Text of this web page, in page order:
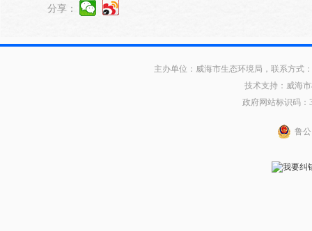
分享：
主办单位：威海市生态环境局，联系方式
技术支持：威海
政府网站标识码：
鲁公